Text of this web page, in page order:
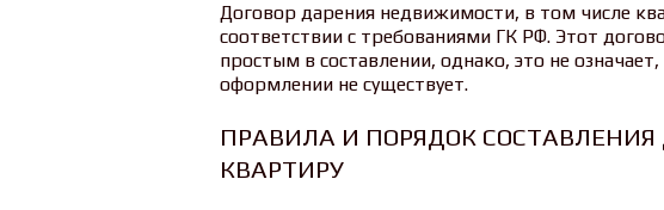
Договор дарения недвижимости, в том числе
соответствии с требованиями ГК РФ. Этот
простым в составлении, однако, это не
оформлении не существует.
ПРАВИЛА И ПОРЯДОК
КВАРТИРУ